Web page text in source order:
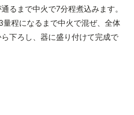
るまで中火で7分程煮込みます。
量程になるまで中火で混ぜ、全体
下ろし、器に盛り付けて完成で